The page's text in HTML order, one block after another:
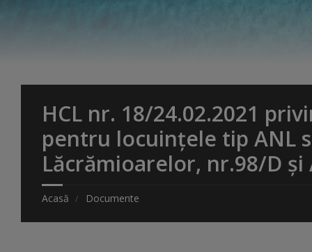
HCL nr. 18/24.02.2021
pentru locuinţele tip ANL
Lăcrămioarelor, nr.98/D şi
Acasă Documente